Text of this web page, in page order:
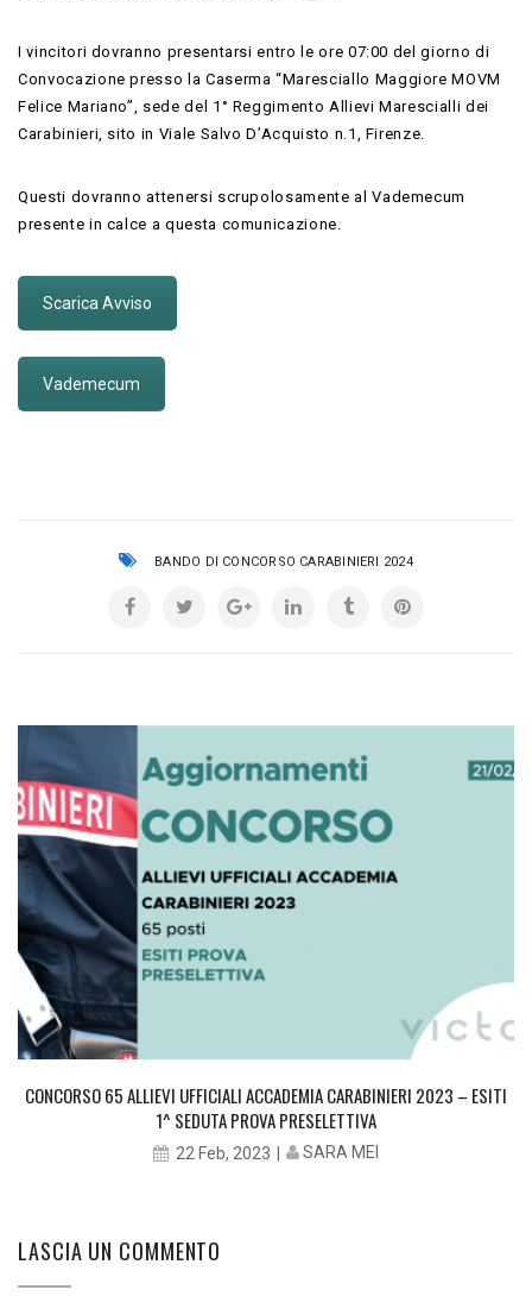
I vincitori dovranno presentarsi entro le ore 07:00 del giorno di
Convocazione presso la Caserma “Maresciallo Maggiore MOVM
Felice Mariano”, sede del 1° Reggimento Allievi Marescialli dei
Carabinieri, sito in Viale Salvo D’Acquisto n.1, Firenze.
Questi dovranno attenersi scrupolosamente al Vademecum
presente in calce a questa comunicazione.
Scarica Avviso
Vademecum
BANDO DI CONCORSO CARABINIERI 2024
CONCORSO 65 ALLIEVI UFFICIALI ACCADEMIA CARABINIERI 2023 – ESITI
1^ SEDUTA PROVA PRESELETTIVA
22 Feb, 2023 SARA MEI
LASCIA UN COMMENTO